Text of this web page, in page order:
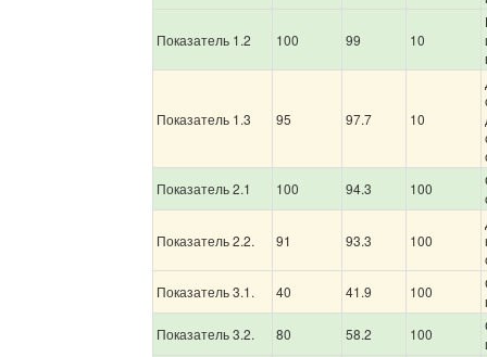
Показатель 1.2 100 99 10
Показатель 1.3 95 97.7 10
Показатель 2.1
100 94.3 100
Показатель 2.2. 91 93.3 100
Показатель 3.1.
40 41.9 100
Показатель 3.2.
80 58.2 100